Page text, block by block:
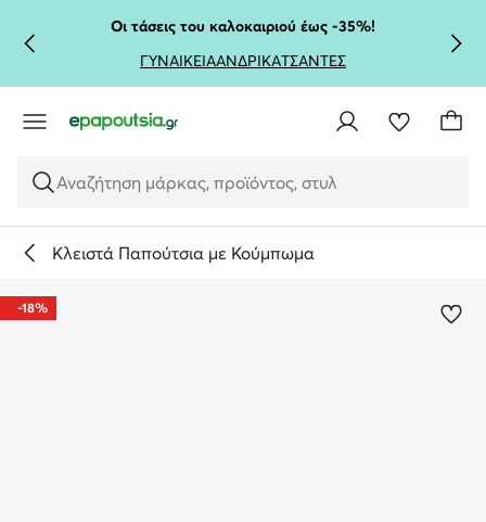
ΜΕΤΆΒΑΣΗ ΣΤΟ ΚΎΡΙΟ ΠΕΡΙΕΧΌΜΕΝΟ
ΜΕΤΆΒΑΣΗ ΣΤΗΝ ΑΝΑΖΉΤΗΣΗ
Οι τάσεις του καλοκαιριού έως -35%!
ΓΥΝΑΙΚΕΙΑΑΝΔΡΙΚΑΤΣΑΝΤΕΣ
Αναζήτηση μάρκας, προϊόντος, στυλ
Κλειστά Παπούτσια με Κούμπωμα
-18%